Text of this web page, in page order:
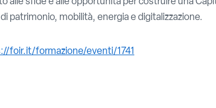
alle sfide e alle opportunità per costruire una
patrimonio, mobilità, energia e digitalizzazione.
foir.it/formazione/eventi/1741